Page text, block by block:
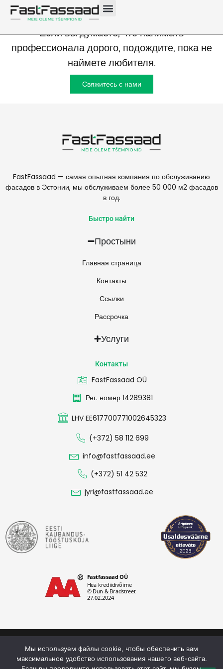
Если вы думаете, что нанимать
профессионала дорого, подождите, пока не
наймете любителя.
Свяжитесь с нами
FastFassaad — самая опытная компания по обслуживанию
фасадов в Эстонии, мы обслуживаем более 50 000 м2 фасадов
в год.
Быстро найти
Простыни
Главная страница
Контакты
Ссылки
Рассрочка
Услуги
Контакты
FastFassaad OÜ
Рег. номер 14289381
LHV EE617700771002645323
(+372) 58 112 699
info@fastfassaad.ee
(+372) 51 42 532
jyri@fastfassaad.ee
Политика конфиденциальности
Fastfassaad OÜ © 2026. Все права защищены.
Мы используем файлы cookie, чтобы обеспечить вам
максимальное удобство использования нашего веб-сайта.